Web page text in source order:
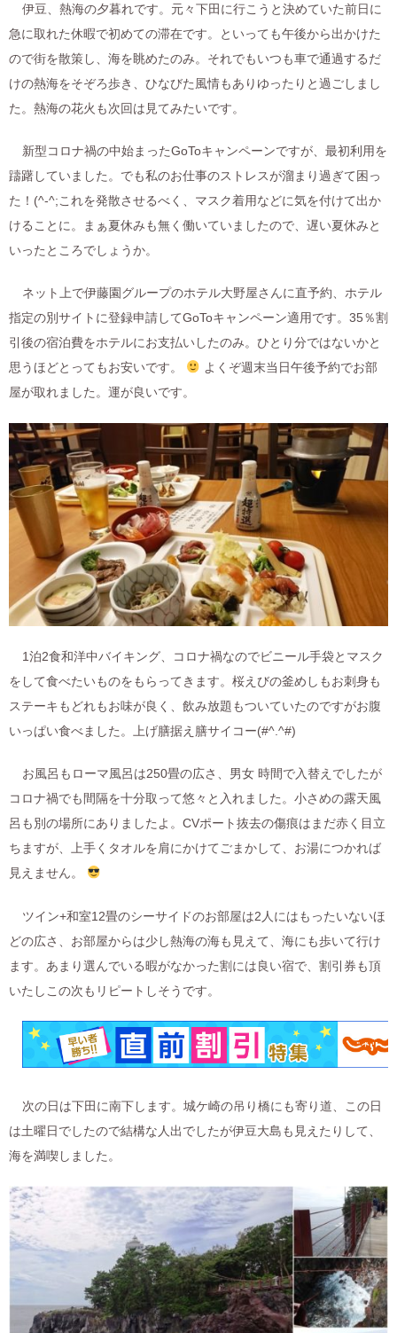
伊豆、熱海の夕暮れです。元々下田に行こうと決めていた前日に
急に取れた休暇で初めての滞在です。といっても午後から出かけた
ので街を散策し、海を眺めたのみ。それでもいつも車で通過するだ
けの熱海をそぞろ歩き、ひなびた風情もありゆったりと過ごしまし
た。熱海の花火も次回は見てみたいです。
新型コロナ禍の中始まったGoToキャンペーンですが、最初利用を
躊躇していました。でも私のお仕事のストレスが溜まり過ぎて困っ
た！(^-^;これを発散させるべく、マスク着用などに気を付けて出か
けることに。まぁ夏休みも無く働いていましたので、遅い夏休みと
いったところでしょうか。
ネット上で伊藤園グループのホテル大野屋さんに直予約、ホテル
指定の別サイトに登録申請してGoToキャンペーン適用です。35％割
引後の宿泊費をホテルにお支払いしたのみ。ひとり分ではないかと
思うほどとってもお安いです。
よくぞ週末当日午後予約でお部
屋が取れました。運が良いです。
1泊2食和洋中バイキング、コロナ禍なのでビニール手袋とマスク
をして食べたいものをもらってきます。桜えびの釜めしもお刺身も
ステーキもどれもお味が良く、飲み放題もついていたのですがお腹
いっぱい食べました。上げ膳据え膳サイコー(#^.^#)
お風呂もローマ風呂は250畳の広さ、男女 時間で入替えでしたが
コロナ禍でも間隔を十分取って悠々と入れました。小さめの露天風
呂も別の場所にありましたよ。CVポート抜去の傷痕はまだ赤く目立
ちますが、上手くタオルを肩にかけてごまかして、お湯につかれば
見えません。
ツイン+和室12畳のシーサイドのお部屋は2人にはもったいないほ
どの広さ、お部屋からは少し熱海の海も見えて、海にも歩いて行け
ます。あまり選んでいる暇がなかった割には良い宿で、割引券も頂
いたしこの次もリピートしそうです。
次の日は下田に南下します。城ケ崎の吊り橋にも寄り道、この日
は土曜日でしたので結構な人出でしたが伊豆大島も見えたりして、
海を満喫しました。